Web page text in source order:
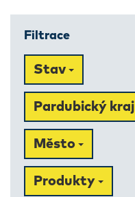
Filtrace
Stav
Pardubický kraj
Město
Produkty